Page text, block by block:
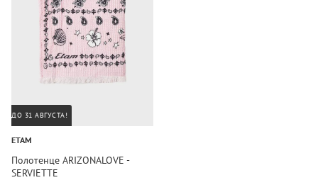
ДО 31 АВГУСТА!
ETAM
Полотенце ARIZONALOVE -
SERVIETTE